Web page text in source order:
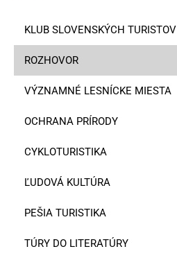
KLUB SLOVENSKÝCH TURISTOV
ROZHOVOR
VÝZNAMNÉ LESNÍCKE MIESTA
OCHRANA PRÍRODY
CYKLOTURISTIKA
ĽUDOVÁ KULTÚRA
PEŠIA TURISTIKA
TÚRY DO LITERATÚRY